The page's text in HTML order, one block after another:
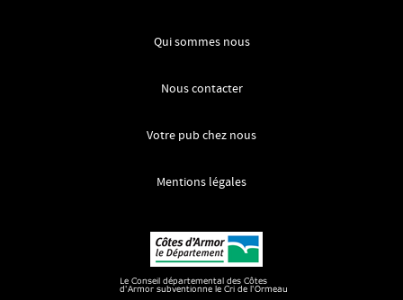
Qui sommes nous
Nous contacter
Votre pub chez nous
Mentions légales